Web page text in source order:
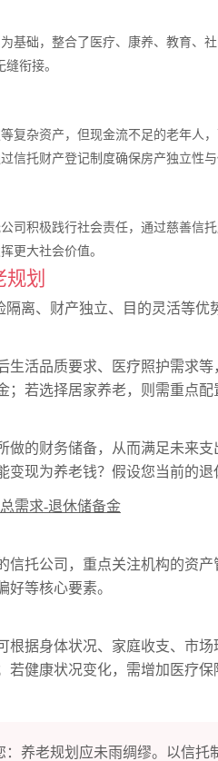
基础，整合了医疗、康养、教育、
缝衔接。
复杂资产，但现金流不足的老年人
信托财产登记制度确保房产独立性
司积极践行社会责任，通过慈善信
更大社会价值。
划
离、财产独立、目的灵活等优
生活品质要求、医疗照护需求
；若选择居家养老，则需重点配
做的财务储备，从而满足未来
变现为养老钱？假设您当前的
需求-退休储备金
信托公司，重点关注机构的资
好等核心要素。
根据身体状况、家庭收支、市
若健康状况变化，需增加医疗保
：养老规划应未雨绸缪。以信